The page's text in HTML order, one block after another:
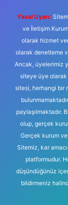
Yasal Uyarı:
ve İletişim
olarak hizmet
olarak denetleme
Ancak, üyelerimiz
siteye üye olarak
sitesi, herhangi bir
paylaşılmaktadır.
olup, gerçek
Gerçek kurum
Sitemiz, kar
platformudur.
düşündüğünüz
bildirmeniz